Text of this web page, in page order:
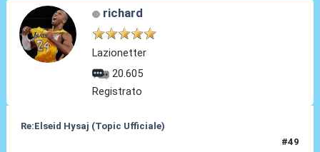
richard
Lazionetter
20.605
Registrato
Re:Elseid Hysaj (Topic Ufficiale)
#49